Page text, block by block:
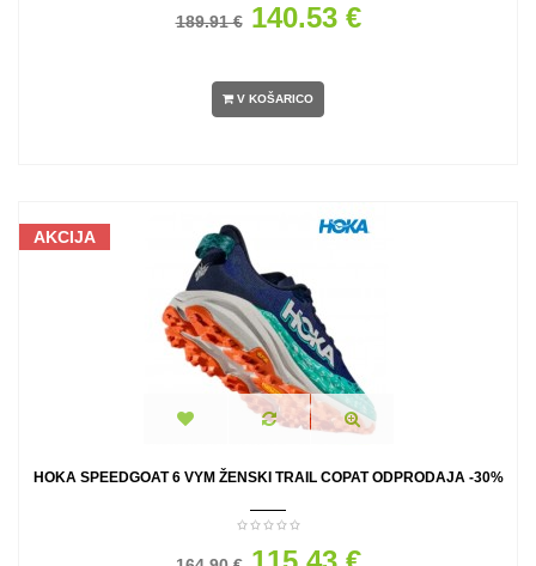
189.91 € 140.53 €
V KOŠARICO
AKCIJA
HOKA SPEEDGOAT 6 VYM ŽENSKI TRAIL COPAT ODPRODAJA -30%